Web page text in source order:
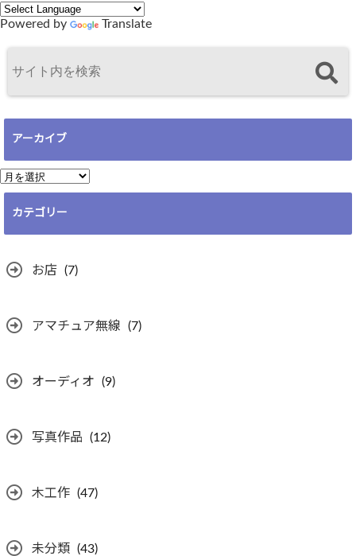
Powered by Translate
アーカイブ
ア
ー
イ
カテゴリー
お店 (7)
アマチュア無線 (7)
オーディオ (9)
写真作品 (12)
木工作 (47)
未分類 (43)